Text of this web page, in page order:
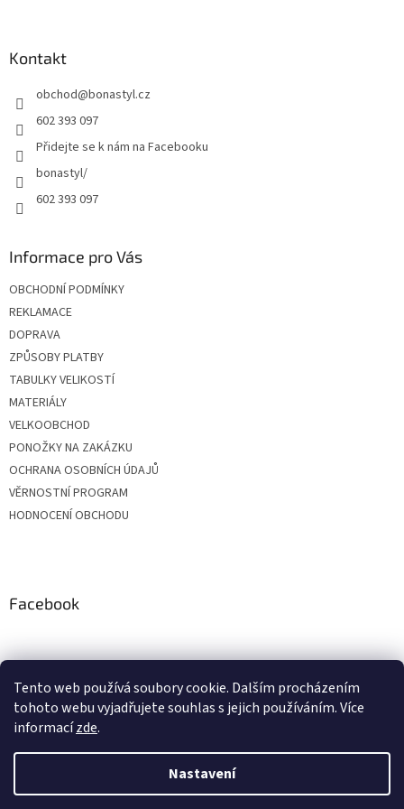
Tento web používá soubory cookie. Dalším procházením
tohoto webu vyjadřujete souhlas s jejich používáním. Více
informacízde.
Nastavení
Vážení zákazníci, z důvodu čerpání dovolených budou objednávky
přijaté v období od 20. do 24. července expedovány po 28. 7. Zároveň si
Kontakt
obchod@bonastyl.cz
602 393 097
Přidejte se k nám na Facebooku
bonastyl/
602 393 097
Informace pro Vás
OBCHODNÍ PODMÍNKY
REKLAMACE
DOPRAVA
ZPŮSOBY PLATBY
TABULKY VELIKOSTÍ
MATERIÁLY
VELKOOBCHOD
PONOŽKY NA ZAKÁZKU
OCHRANA OSOBNÍCH ÚDAJŮ
VĚRNOSTNÍ PROGRAM
HODNOCENÍ OBCHODU
Facebook
Vytvořil Shoptet